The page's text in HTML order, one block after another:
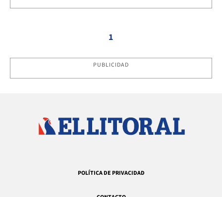
1
PUBLICIDAD
POLÍTICA DE PRIVACIDAD